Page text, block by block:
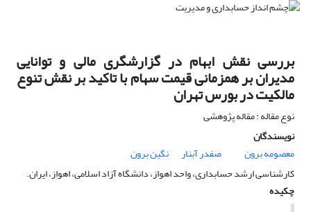
بررسی نقش ابهام در گزارشگری مالی و توانایی
مدیران بر همزمانی قیمت سهام با تاکید بر نقش تنوع
مالکیت در بورس تهران
نوع مقاله : مقاله پژوهشی
نویسندگان
معصومه برون
صفدر آبنار
نگین برون
کارشناسی ارشد حسابداری، واحد اهواز، دانشگاه آزاد اسلامی، اهواز، ایران.
چکیده